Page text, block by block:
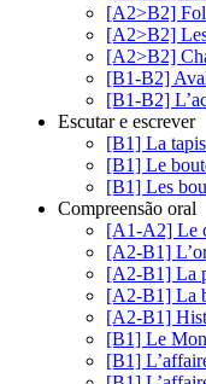
[A2>B2]
[A2>B2]
[A2>B2]
[B1-B2]
[B1-B2]
Escutar e escrever
[B1] La
[B1] Le
[B1] Les
Compreensão oral
[A1-A2] Le
[A2-B1]
[A2-B1] La
[A2-B1] La
[A2-B1]
[B1] Le
[B1]